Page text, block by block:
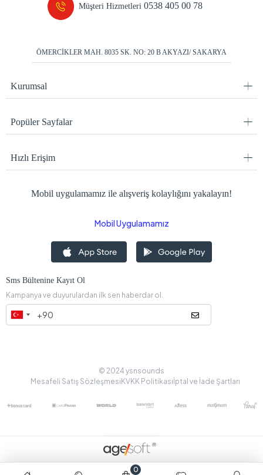
Müşteri Hizmetleri0538 405 00 78
ÖMERCİKLER MAH. 8035 SK. NO: 20 B AKYAZI/ SAKARYA
Kurumsal
Popüler Sayfalar
Hızlı Erişim
Mobil uygulamamız ile alışveriş kolaylığını yakalayın!
Mobil Uygulamamız
Sms Bültenine Kayıt Ol
Kampanya ve duyurulardan ilk sen haberdar ol.
© 2024 ysnsounds
Mesafeli Satış SözleşmesiKVKK Politikasıİptal ve İade Şartları
0